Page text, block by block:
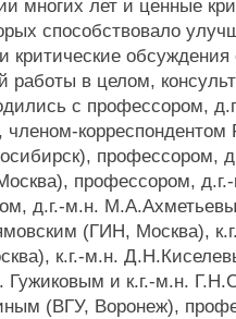
многих лет и ценные
способствовало
критические обсуждения
работы в целом,
с профессором,
корреспондентом
профессором,
профессором,
д.г.-м.н.
(ГИН, Москва),
к.г.-м.н.
и к.г.-м.н.
(ВГУ, Воронеж),